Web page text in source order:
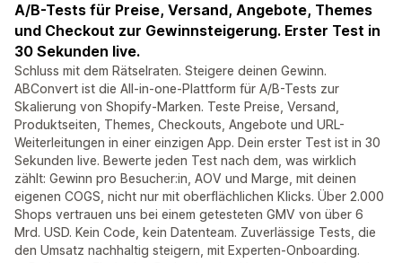
A/B-Tests für Preise, Versand, Angebote, Themes
und Checkout zur Gewinnsteigerung. Erster Test in
30 Sekunden live.
Schluss mit dem Rätselraten. Steigere deinen Gewinn.
ABConvert ist die All-in-one-Plattform für A/B-Tests zur
Skalierung von Shopify-Marken. Teste Preise, Versand,
Produktseiten, Themes, Checkouts, Angebote und URL-
Weiterleitungen in einer einzigen App. Dein erster Test ist in 30
Sekunden live. Bewerte jeden Test nach dem, was wirklich
zählt: Gewinn pro Besucher:in, AOV und Marge, mit deinen
eigenen COGS, nicht nur mit oberflächlichen Klicks. Über 2.000
Shops vertrauen uns bei einem getesteten GMV von über 6
Mrd. USD. Kein Code, kein Datenteam. Zuverlässige Tests, die
den Umsatz nachhaltig steigern, mit Experten-Onboarding.